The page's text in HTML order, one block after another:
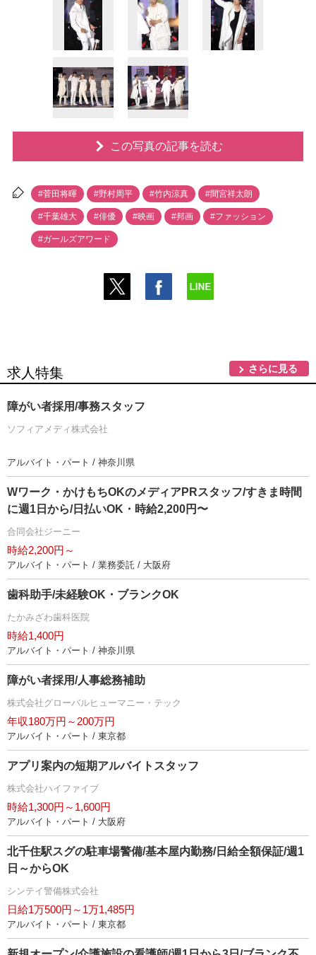
この写真の記事を読む
#菅田将暉 #野村周平 #竹内涼真 #間宮祥太朗
#千葉雄大 #俳優 #映画 #邦画 #ファッション
#ガールズアワード
求人特集 さらに見る
障がい者採用/事務スタッフ
ソフィアメディ株式会社
アルバイト・パート / 神奈川県
Wワーク・かけもちOKのメディアPRスタッフ/すきま時間
に週1日から/日払いOK・時給2,200円〜
合同会社ジーニー
時給2,200円～
アルバイト・パート / 業務委託 / 大阪府
歯科助手/未経験OK・ブランクOK
たかみざわ歯科医院
時給1,400円
アルバイト・パート / 神奈川県
障がい者採用/人事総務補助
株式会社グローバルヒューマニー・テック
年収180万円～200万円
アルバイト・パート / 東京都
アプリ案内の短期アルバイトスタッフ
株式会社ハイファイブ
時給1,300円～1,600円
アルバイト・パート / 大阪府
北千住駅スグの駐車場警備/基本屋内勤務/日給全額保証/週1
日～からOK
シンテイ警備株式会社
日給1万500円～1万1,485円
アルバイト・パート / 東京都